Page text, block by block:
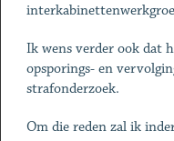
Ik wens verder ook dat
opsporings- en
strafonderzoek.
Om die reden zal ik